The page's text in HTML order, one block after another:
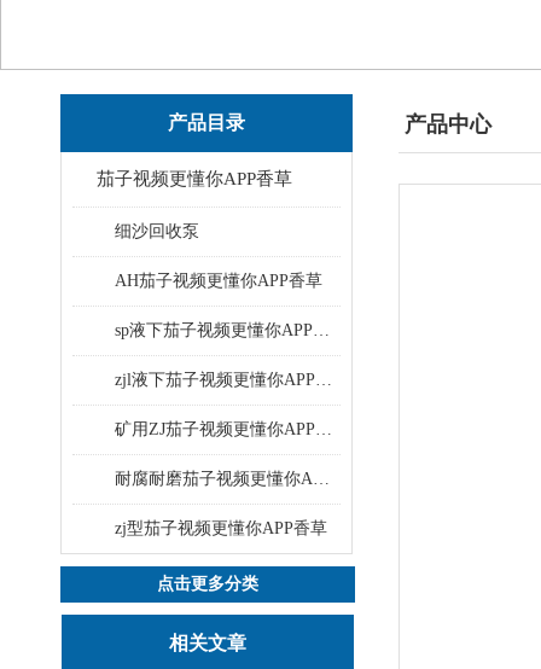
产品目录
茄子视频更懂你APP香草
细沙回收泵
AH茄子视频更懂你APP香草
sp液下茄子视频更懂你APP香草
zjl液下茄子视频更懂你APP香草
矿用ZJ茄子视频更懂你APP香草
耐腐耐磨茄子视频更懂你APP香草
zj型茄子视频更懂你APP香草
点击更多分类
相关文章
产品中心